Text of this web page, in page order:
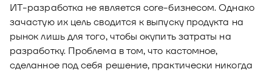
ИТ-разработка не является core-бизнесом. Однако
зачастую их цель сводится к выпуску продукта на
рынок лишь для того, чтобы окупить затраты на
разработку. Проблема в том, что кастомное,
сделанное под себя решение, практически никогда